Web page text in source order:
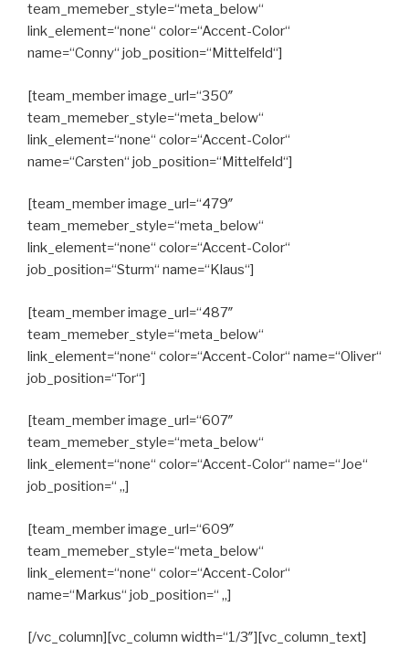
team_memeber_style=“meta_below“
link_element=“none“ color=“Accent-Color“
name=“Conny“ job_position=“Mittelfeld“]
[team_member image_url=“350″
team_memeber_style=“meta_below“
link_element=“none“ color=“Accent-Color“
name=“Carsten“ job_position=“Mittelfeld“]
[team_member image_url=“479″
team_memeber_style=“meta_below“
link_element=“none“ color=“Accent-Color“
job_position=“Sturm“ name=“Klaus“]
[team_member image_url=“487″
team_memeber_style=“meta_below“
link_element=“none“ color=“Accent-Color“ name=“Oliver“
job_position=“Tor“]
[team_member image_url=“607″
team_memeber_style=“meta_below“
link_element=“none“ color=“Accent-Color“ name=“Joe“
job_position=“ „]
[team_member image_url=“609″
team_memeber_style=“meta_below“
link_element=“none“ color=“Accent-Color“
name=“Markus“ job_position=“ „]
[/vc_column][vc_column width=“1/3″][vc_column_text]